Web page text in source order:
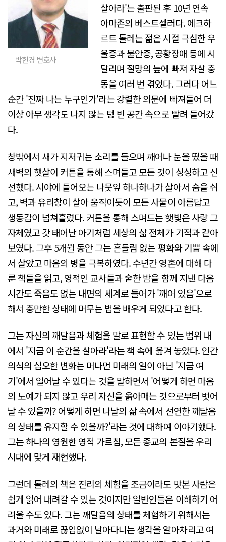
박헌경 변호사
살아라'는 출판된 후 10년 연속
아마존의 베스트셀러다. 에크하
르트 톨레는 젊은 시절 극심한 우
울증과 불안증, 공황장애 등에 시
달리며 절망의 늪에 빠져 자살 충
동을 여러 번 겪었다. 그러다 어느
순간 '진짜 나는 누구인가'라는 강렬한 의문에 빠져들어 더
이상 아무 생각도 나지 않는 텅 빈 공간 속으로 빨려 들어갔
다.
창밖에서 새가 지저귀는 소리를 들으며 깨어나 눈을 떴을 때
새벽의 햇살이 커튼을 통해 스며들고 모든 것이 싱싱하고 신
선했다. 시야에 들어오는 나뭇잎 하나하나가 살아서 숨을 쉬
고, 벽과 유리창이 살아 움직이듯이 모든 사물이 아름답고
생동감이 넘쳐흘렀다. 커튼을 통해 스며드는 햇빛은 사랑 그
자체였고 갓 태어난 아기처럼 세상의 삶 전체가 기적과 같아
보였다. 그후 5개월 동안 그는 흔들림 없는 평화와 기쁨 속에
서 살았고 마음의 병을 극복하였다. 수년간 영혼에 대해 다
룬 책들을 읽고, 영적인 교사들과 숱한 밤을 함께 지낸 다음
시간도 죽음도 없는 내면의 세계로 들어가 '깨어 있음'으로
해서 충만한 상태에 머무는 법을 배우게 되었다고 한다.
그는 자신의 깨달음과 체험을 말로 표현할 수 있는 범위 내
에서 '지금 이 순간을 살아라'라는 책 속에 옮겨 놓았다. 인간
의식의 심오한 변화는 머나먼 미래의 일이 아닌 '지금 여
기'에서 일어날 수 있다는 것을 말하면서 '어떻게 하면 마음
의 노예가 되지 않고 우리 자신을 옭아매는 것으로부터 벗어
날 수 있을까? 어떻게 하면 나날의 삶 속에서 선연한 깨달음
의 상태를 유지할 수 있을까?'라는 것에 대하여 이야기했다.
그는 하나의 영원한 영적 가르침, 모든 종교의 본질을 우리
시대에 맞게 재현했다.
그런데 톨레의 책은 진리의 체험을 조금이라도 맛본 사람은
쉽게 읽어 내려갈 수 있는 것이지만 일반인들은 이해하기 어
려울 수도 있다. 그는 깨달음의 상태를 체험하기 위해서는
과거와 미래로 끊임없이 날아다니는 생각을 알아차리고 여